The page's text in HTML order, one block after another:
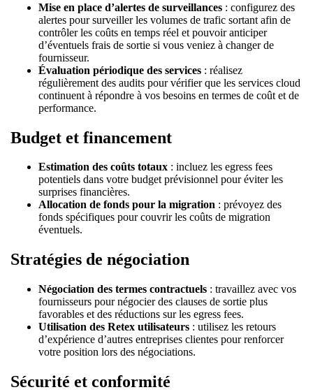
Mise en place d’alertes de surveillances : configurez des
alertes pour surveiller les volumes de trafic sortant afin de
contrôler les coûts en temps réel et pouvoir anticiper
d’éventuels frais de sortie si vous veniez à changer de
fournisseur.
Évaluation périodique des services : réalisez
régulièrement des audits pour vérifier que les services cloud
continuent à répondre à vos besoins en termes de coût et de
performance.
Budget et financement
Estimation des coûts totaux : incluez les egress fees
potentiels dans votre budget prévisionnel pour éviter les
surprises financières.
Allocation de fonds pour la migration : prévoyez des
fonds spécifiques pour couvrir les coûts de migration
éventuels.
Stratégies de négociation
Négociation des termes contractuels : travaillez avec vos
fournisseurs pour négocier des clauses de sortie plus
favorables et des réductions sur les egress fees.
Utilisation des Retex utilisateurs : utilisez les retours
d’expérience d’autres entreprises clientes pour renforcer
votre position lors des négociations.
Sécurité et conformité